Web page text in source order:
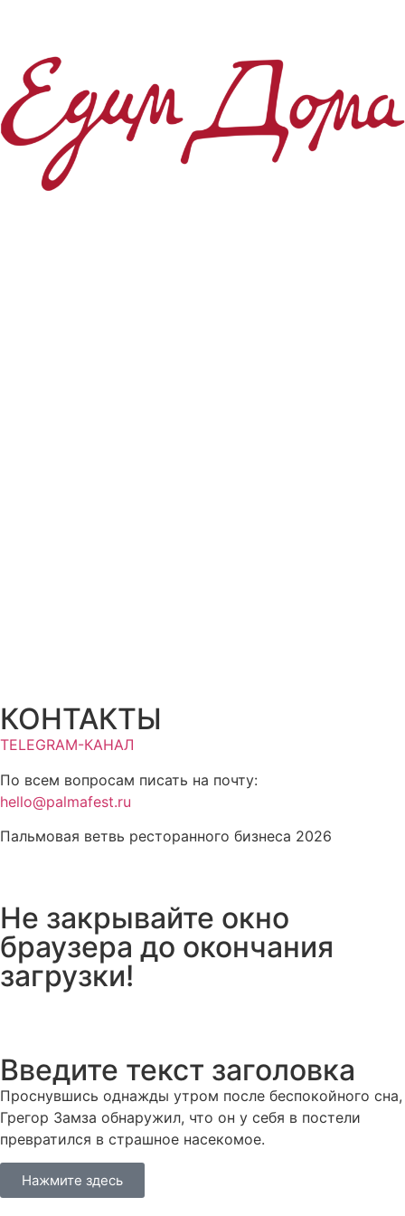
КОНТАКТЫ
TELEGRAM-КАНАЛ
По всем вопросам писать на почту:
hello@palmafest.ru
Пальмовая ветвь ресторанного бизнеса 2026
Не закрывайте окно
браузера до окончания
загрузки!
Введите текст заголовка
Проснувшись однажды утром после беспокойного сна,
Грегор Замза обнаружил, что он у себя в постели
превратился в страшное насекомое.
Нажмите здесь